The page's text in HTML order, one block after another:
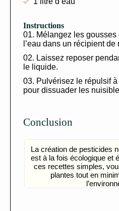
Instructions
Mélangez les gousses
l’eau dans un récipient de
Laissez reposer
le liquide.
Pulvérisez le répulsif
pour dissuader les
Conclusion
La création de pesticides
est à la fois écologique et
ces recettes simples,
plantes tout en